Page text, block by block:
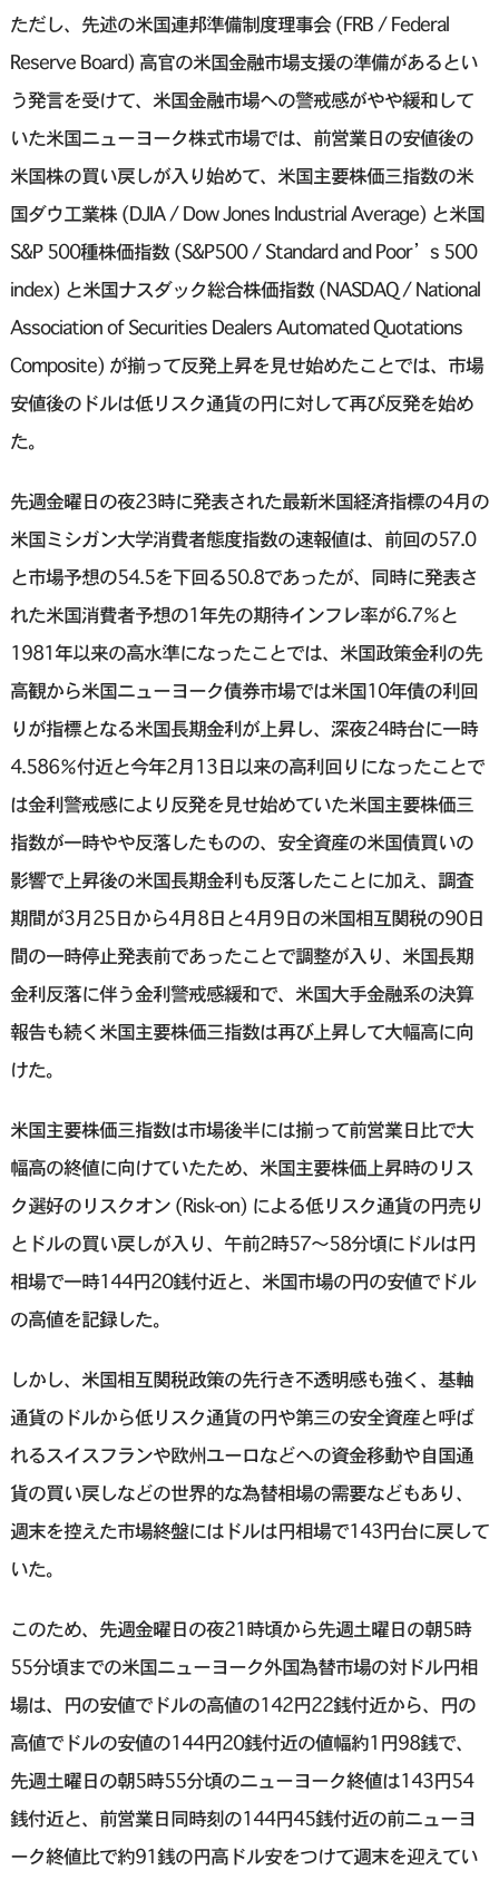
ただし、先述の米国連邦準備制度理事会 (FRB / Federal
Reserve Board) 高官の米国金融市場支援の準備があるとい
う発言を受けて、米国金融市場への警戒感がやや緩和して
いた米国ニューヨーク株式市場では、前営業日の安値後の
米国株の買い戻しが入り始めて、米国主要株価三指数の米
国ダウ工業株 (DJIA / Dow Jones Industrial Average) と米国
S&P 500種株価指数 (S&P500 / Standard and Poor’s 500
index) と米国ナスダック総合株価指数 (NASDAQ / National
Association of Securities Dealers Automated Quotations
Composite) が揃って反発上昇を見せ始めたことでは、市場
安値後のドルは低リスク通貨の円に対して再び反発を始め
た。
先週金曜日の夜23時に発表された最新米国経済指標の4月の
米国ミシガン大学消費者態度指数の速報値は、前回の57.0
と市場予想の54.5を下回る50.8であったが、同時に発表さ
れた米国消費者予想の1年先の期待インフレ率が6.7％と
1981年以来の高水準になったことでは、米国政策金利の先
高観から米国ニューヨーク債券市場では米国10年債の利回
りが指標となる米国長期金利が上昇し、深夜24時台に一時
4.586％付近と今年2月13日以来の高利回りになったことで
は金利警戒感により反発を見せ始めていた米国主要株価三
指数が一時やや反落したものの、安全資産の米国債買いの
影響で上昇後の米国長期金利も反落したことに加え、調査
期間が3月25日から4月8日と4月9日の米国相互関税の90日
間の一時停止発表前であったことで調整が入り、米国長期
金利反落に伴う金利警戒感緩和で、米国大手金融系の決算
報告も続く米国主要株価三指数は再び上昇して大幅高に向
けた。
米国主要株価三指数は市場後半には揃って前営業日比で大
幅高の終値に向けていたため、米国主要株価上昇時のリス
ク選好のリスクオン (Risk-on) による低リスク通貨の円売り
とドルの買い戻しが入り、午前2時57〜58分頃にドルは円
相場で一時144円20銭付近と、米国市場の円の安値でドル
の高値を記録した。
しかし、米国相互関税政策の先行き不透明感も強く、基軸
通貨のドルから低リスク通貨の円や第三の安全資産と呼ば
れるスイスフランや欧州ユーロなどへの資金移動や自国通
貨の買い戻しなどの世界的な為替相場の需要などもあり、
週末を控えた市場終盤にはドルは円相場で143円台に戻して
いた。
このため、先週金曜日の夜21時頃から先週土曜日の朝5時
55分頃までの米国ニューヨーク外国為替市場の対ドル円相
場は、円の安値でドルの高値の142円22銭付近から、円の
高値でドルの安値の144円20銭付近の値幅約1円98銭で、
先週土曜日の朝5時55分頃のニューヨーク終値は143円54
銭付近と、前営業日同時刻の144円45銭付近の前ニューヨ
ーク終値比で約91銭の円高ドル安をつけて週末を迎えてい